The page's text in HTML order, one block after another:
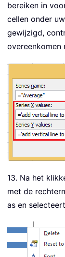
bereiken in
cellen onder
gewijzigd,
overeenkomen
13. Na het
met de
as en